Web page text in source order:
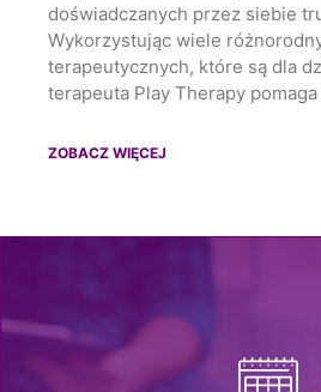
doświadczanych przez siebie
Wykorzystując wiele
terapeutycznych, które są dla
terapeuta Play Therapy
ZOBACZ WIĘCEJ